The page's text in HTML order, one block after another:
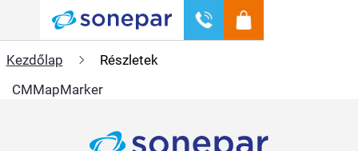
Kezdőlap
Részletek
CMMapMarker